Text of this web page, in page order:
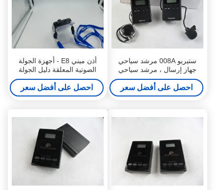
ستيريو 008A مرشد سياحي
جهاز إرسال ، مرشد سياحي
جهاز استقبال لوكالات السفر
احصل على أفضل سعر
أذن ميني E8 - أجهزة الجولة
الصوتية المعلقة دليل الجولة
نظام صوتي لاستقبال السياح
احصل على أفضل سعر